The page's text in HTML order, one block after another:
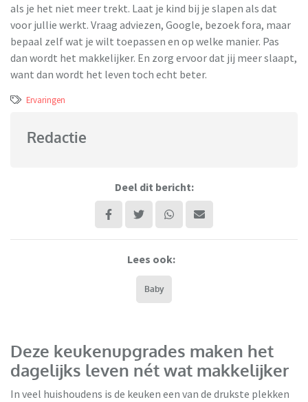
als je het niet meer trekt. Laat je kind bij je slapen als dat
voor jullie werkt. Vraag adviezen, Google, bezoek fora, maar
bepaal zelf wat je wilt toepassen en op welke manier. Pas
dan wordt het makkelijker. En zorg ervoor dat jij meer slaapt,
want dan wordt het leven toch echt beter.
Ervaringen
Redactie
Deel dit bericht:
Lees ook:
Baby
Deze keukenupgrades maken het
dagelijks leven nét wat makkelijker
In veel huishoudens is de keuken een van de drukste plekken